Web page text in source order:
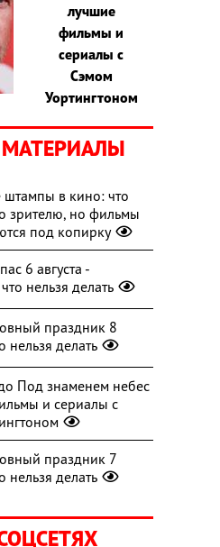
лучшие
фильмы и
сериалы с
Сэмом
Уортингтоном
штампы в кино: что
зрителю, но фильмы
под копирку
6 августа -
нельзя делать
праздник 8
нельзя делать
Под знаменем небес
и сериалы с
праздник 7
нельзя делать